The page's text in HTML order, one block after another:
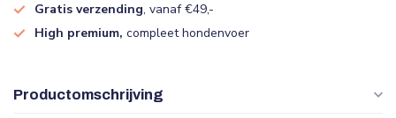
Gratis verzending, vanaf €49,-
High premium, compleet hondenvoer
Productomschrijving